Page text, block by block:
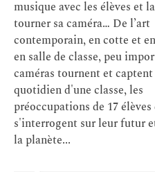
musique avec les élèves et
tourner sa caméra… De l’art
contemporain, en cotte et
en salle de classe, peu
caméras tournent et
quotidien d'une classe, les
préoccupations de 17
s'interrogent sur leur futur
la planète...